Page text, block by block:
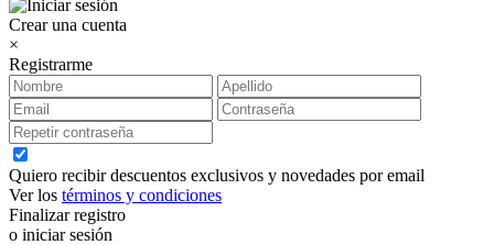
Crear una cuenta
×
Registrarme
Quiero recibir descuentos exclusivos y novedades por email
Ver los términos y condiciones
Finalizar registro
o iniciar sesión